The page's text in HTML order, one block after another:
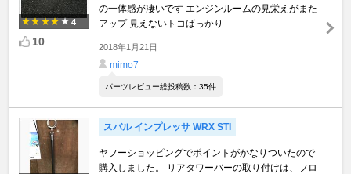
4
10
の一体感が凄いです エンジンルームの見栄えがまた
アップ 見えないトコばっかり
2018年1月21日
mimo7
パーツレビュー総投稿数：35件
スバル インプレッサ WRX STI
ヤフーショッピングでポイントがかなりついたので
購入しました。 リアタワーバーの取り付けは、フロ